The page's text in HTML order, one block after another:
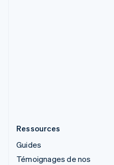
Ressources
Guides
Témoignages de nos